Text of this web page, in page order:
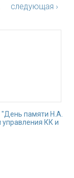
следующая ›
памяти Н.А.
управления КК и